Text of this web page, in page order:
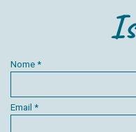
Nome *
Email *